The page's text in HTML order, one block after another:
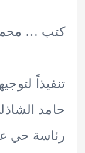
… محمد
لتوجيهات
الشاذلي،
حي عتاقة،